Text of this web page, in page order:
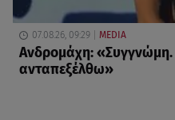
07.08.26, 09:29 MEDIA
Ανδρομάχη:
ανταπεξέλθω»